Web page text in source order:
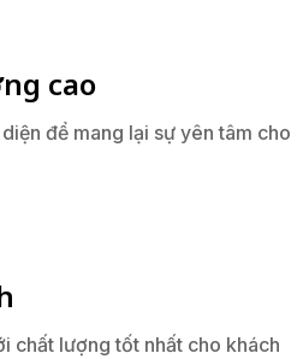
cao
để mang lại sự yên tâm cho
chất lượng tốt nhất cho khách